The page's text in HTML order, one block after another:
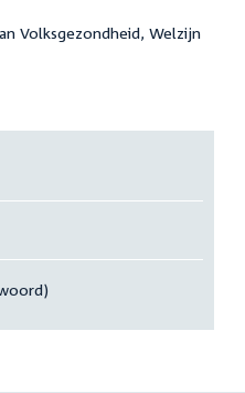
Volksgezondheid, Welzijn